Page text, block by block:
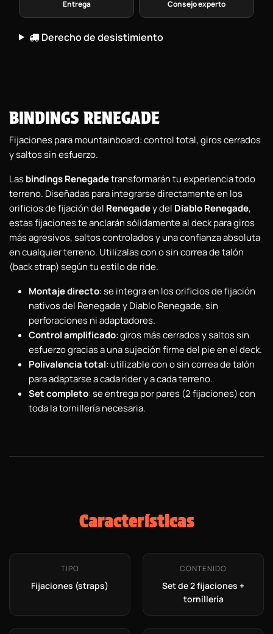
Entrega Consejo experto
Derecho de desistimiento
BINDINGS RENEGADE
Fijaciones para mountainboard: control total, giros cerrados
y saltos sin esfuerzo.
Lasbindings Renegadetransformarán tu experiencia todo
terreno. Diseñadas para integrarse directamente en los
orificios de fijación del Renegadey del Diablo Renegade,
estas fijaciones te anclarán sólidamente al deck para giros
más agresivos, saltos controlados y una confianza absoluta
en cualquier terreno. Utilízalas con o sin correa de talón
(back strap) según tu estilo de ride.
Montaje directo: se integra en los orificios de fijación
nativos del Renegade y Diablo Renegade, sin
perforaciones ni adaptadores.
Control amplificado: giros más cerrados y saltos sin
esfuerzo gracias a una sujeción firme del pie en el deck.
Polivalencia total: utilizable con o sin correa de talón
para adaptarse a cada rider y a cada terreno.
Set completo: se entrega por pares (2 fijaciones) con
toda la tornillería necesaria.
Características
TIPO
Fijaciones (straps)
CONTENIDO
Set de 2 fijaciones +
tornillería